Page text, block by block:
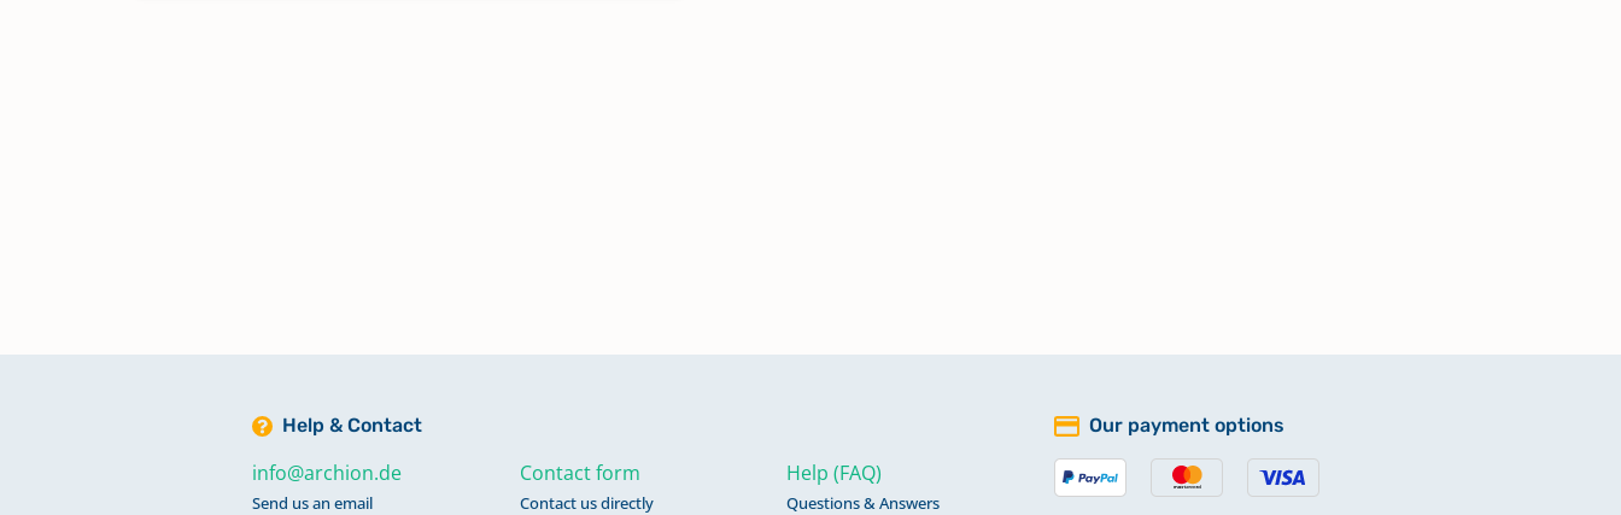
Help & Contact
info@archion.de
Send us an email
Contact form
Contact us directly
Help (FAQ)
Questions & Answers
Our payment options